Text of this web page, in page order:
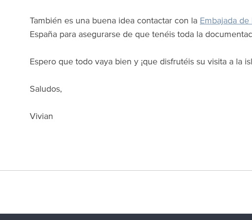
También es una buena idea contactar con la Embajada de
España para asegurarse de que tenéis toda la
Espero que todo vaya bien y ¡que disfrutéis su visita a la
Saludos,
Vivian